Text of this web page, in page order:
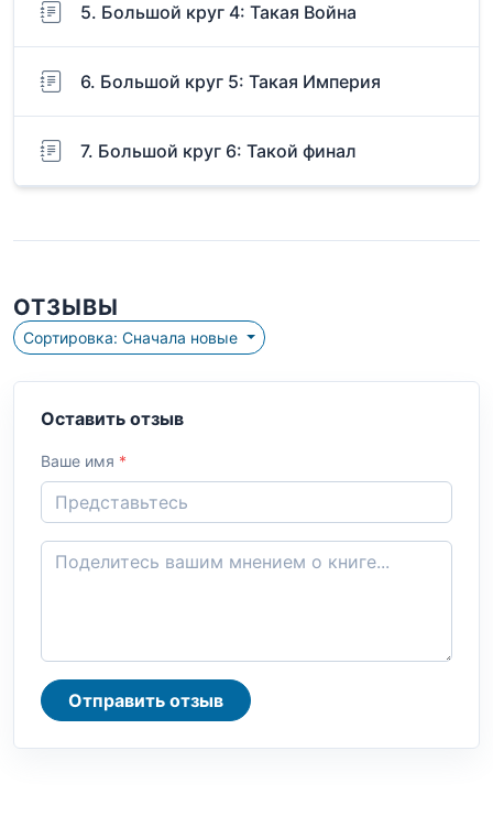
5. Большой круг 4: Такая Война
6. Большой круг 5: Такая Империя
7. Большой круг 6: Такой финал
ОТЗЫВЫ
Сортировка: Сначала новые
Оставить отзыв
Ваше имя *
Отправить отзыв